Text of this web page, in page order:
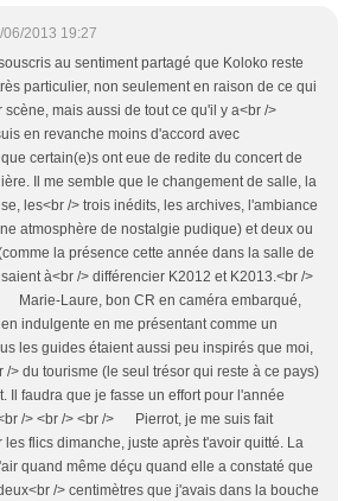
06/2013 19:27
au sentiment partagé que Koloko reste
particulier, non seulement en raison de ce qui
scène, mais aussi de tout ce qu'il y a<br />
en revanche moins d'accord avec
certain(e)s ont eue de redite du concert de
Il me semble que le changement de salle, la
les<br /> trois inédits, les archives, l'ambiance
atmosphère de nostalgie pudique) et deux ou
la présence cette année dans la salle de
à<br /> différencier K2012 et K2013.<br />
Marie-Laure, bon CR en caméra embarqué,
indulgente en me présentant comme un
les guides étaient aussi peu inspirés que moi,
/> du tourisme (le seul trésor qui reste à ce pays)
Il faudra que je fasse un effort pour l'année
/> <br /> <br /> Pierrot, je me suis fait
les flics dimanche, juste après t'avoir quitté. La
quand même déçu quand elle a constaté que
/> centimètres que j'avais dans la bouche